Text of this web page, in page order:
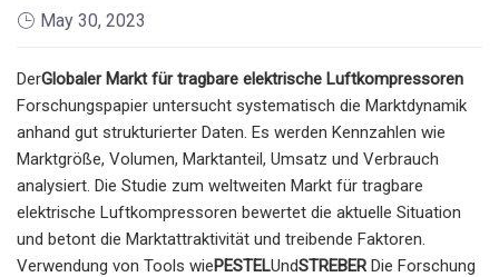
May 30, 2023
DerGlobaler Markt für tragbare elektrische Luftkompressoren
Forschungspapier untersucht systematisch die Marktdynamik
anhand gut strukturierter Daten. Es werden Kennzahlen wie
Marktgröße, Volumen, Marktanteil, Umsatz und Verbrauch
analysiert. Die Studie zum weltweiten Markt für tragbare
elektrische Luftkompressoren bewertet die aktuelle Situation
und betont die Marktattraktivität und treibende Faktoren.
Verwendung von Tools wiePESTELUndSTREBERDie Forschung